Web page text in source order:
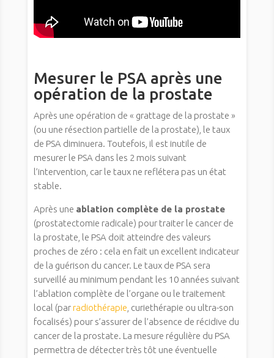
Mesurer le PSA après une
opération de la prostate
Après une opération de « grattage de la prostate »
(ou une résection partielle de la prostate), le taux
de PSA diminuera. Toutefois, il est inutile de
mesurer le PSA dans les 2 mois suivant
l’intervention, car le taux ne reflétera pas un état
stable.
Après une ablation complète de la prostate
(prostatectomie radicale) pour traiter le cancer de
la prostate, le PSA doit atteindre des valeurs
proches de zéro : cela en fait un excellent indicateur
de la guérison du cancer. Le taux de PSA sera
surveillé au minimum pendant les 10 années suivant
l’ablation complète de l’organe ou le traitement
local (parradiothérapie , curiethérapie ou ultra-son
focalisés) pour s’assurer de l’absence de récidive du
cancer de la prostate. La mesure régulière du PSA
permettra de détecter très tôt une éventuelle